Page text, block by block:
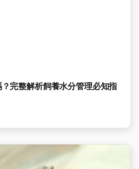
完整解析飼養水分管理必知指